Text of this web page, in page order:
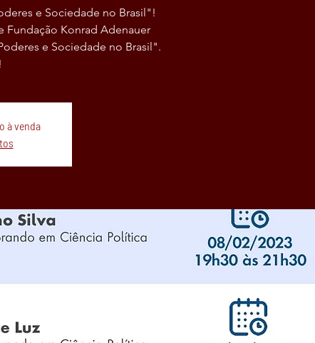
e Sociedade no Brasil"!
Fundação Konrad Adenauer
e Sociedade no Brasil".
à venda